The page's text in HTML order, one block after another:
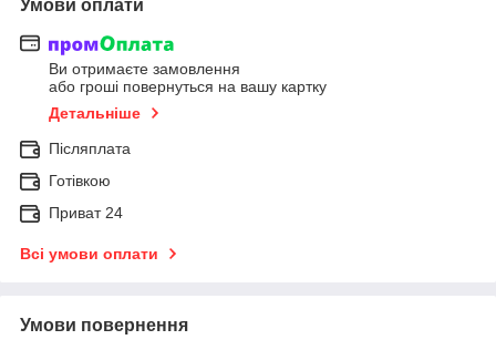
Умови оплати
Ви отримаєте замовлення
або гроші повернуться на вашу картку
Детальніше
Післяплата
Готівкою
Приват 24
Всі умови оплати
Умови повернення